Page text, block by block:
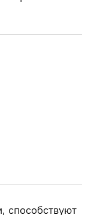
способствуют